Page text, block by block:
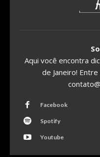
Aqui você encontra
de Janeiro!
Facebook
Spotify
Youtube